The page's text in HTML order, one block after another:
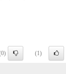
(1)
(0)